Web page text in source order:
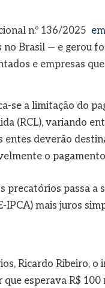
n.º 136/2025
Brasil — e gerou
e empresas
se a limitação do
(RCL), variando
entes deverão
o
precatórios passa
IPCA) mais juros
Ricardo Ribeiro, o
esperava R$ 100